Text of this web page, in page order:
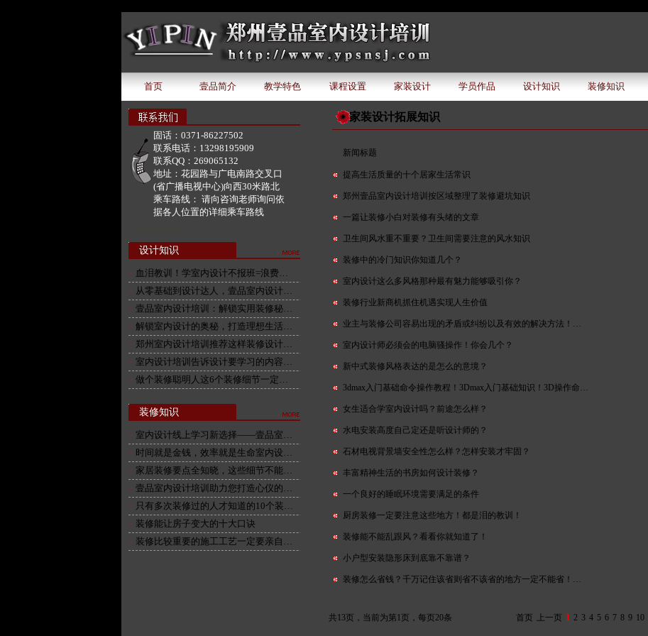
首页 壹品简介 教学特色 课程设置 家装设计 学员作品 设计知识 装修知识
固话： 0371-86227502
联系电话： 13298195909
联系QQ： 269065132
地址： 花园路与广电南路交叉口
(省广播电视中心)向西30米路北
乘车路线： 请向咨询老师询问依
据各人位置的详细乘车路线
设计知识
血泪教训！学室内设计不报班=浪费…
从零基础到设计达人，壹品室内设计…
壹品室内设计培训：解锁实用装修秘…
解锁室内设计的奥秘，打造理想生活…
郑州室内设计培训推荐这样装修设计…
室内设计培训告诉设计要学习的内容…
做个装修聪明人这6个装修细节一定…
装修知识
室内设计线上学习新选择——壹品室…
时间就是金钱，效率就是生命室内设…
家居装修要点全知晓，这些细节不能…
壹品室内设计培训助力您打造心仪的…
只有多次装修过的人才知道的10个装…
装修能让房子变大的十大口诀
装修比较重要的施工工艺一定要亲自…
家装设计拓展知识
新闻标题
提高生活质量的十个居家生活常识
郑州壹品室内设计培训按区域整理了装修避坑知识
一篇让装修小白对装修有头绪的文章
卫生间风水重不重要？卫生间需要注意的风水知识
装修中的冷门知识你知道几个？
室内设计这么多风格那种最有魅力能够吸引你？
装修行业新商机抓住机遇实现人生价值
业主与装修公司容易出现的矛盾或纠纷以及有效的解决方法！…
室内设计师必须会的电脑骚操作！你会几个？
新中式装修风格表达的是怎么的意境？
3dmax入门基础命令操作教程！3Dmax入门基础知识！3D操作命…
女生适合学室内设计吗？前途怎么样？
水电安装高度自己定还是听设计师的？
石材电视背景墙安全性怎么样？怎样安装才牢固？
丰富精神生活的书房如何设计装修？
一个良好的睡眠环境需要满足的条件
厨房装修一定要注意这些地方！都是泪的教训！
装修能不能乱跟风？看看你就知道了！
小户型安装隐形床到底靠不靠谱？
装修怎么省钱？千万记住该省则省不该省的地方一定不能省！…
共13页，当前为第1页，每页20条 首页 上一页 1 2 3 4 5 6 7 8 9 10